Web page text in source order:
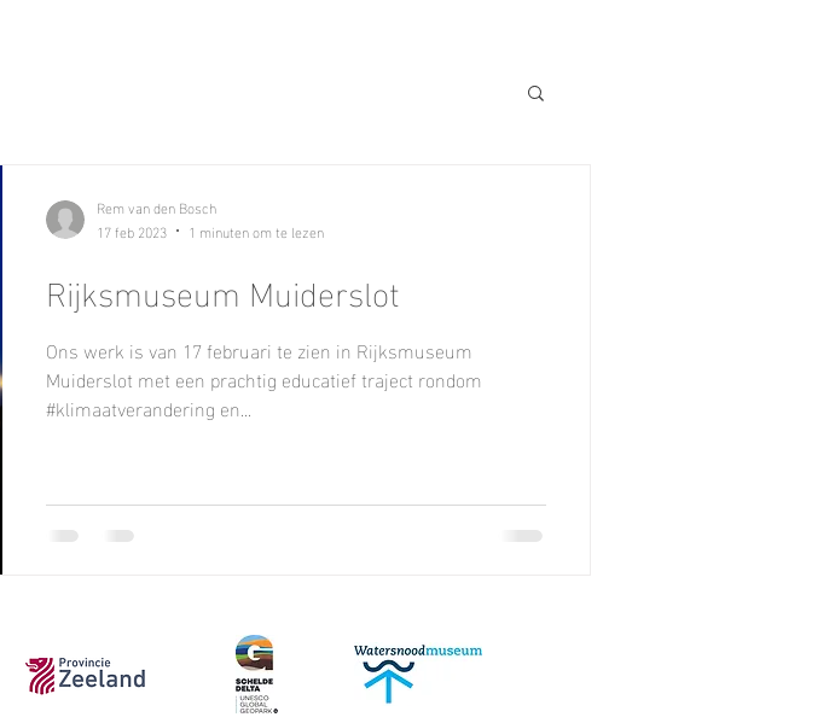
Rijksmuseum Muiderslot
Ons werk is van 17 februari te zien in Rijksmuseum
Muiderslot met een prachtig educatief traject rondom
#klimaatverandering en...
Rem van den Bosch
17 feb 2023
1 minuten om te lezen